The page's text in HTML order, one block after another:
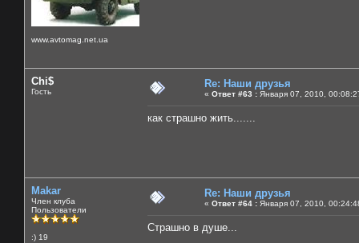
www.avtomag.net.ua
Chi$
Гость
Re: Наши друзья
« Ответ #63 : Января 07, 2010,
как страшно жить.......
Makar
Член клуба
Пользователи
:) 19
Re: Наши друзья
« Ответ #64 : Января 07, 2010,
Страшно в душе...